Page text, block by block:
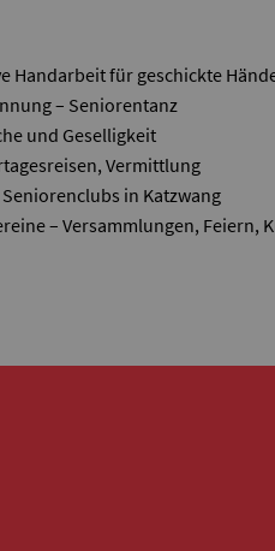
Handarbeit für geschickte
– Seniorentanz
und Geselligkeit
Vermittlung
in Katzwang
– Versammlungen, Feiern,